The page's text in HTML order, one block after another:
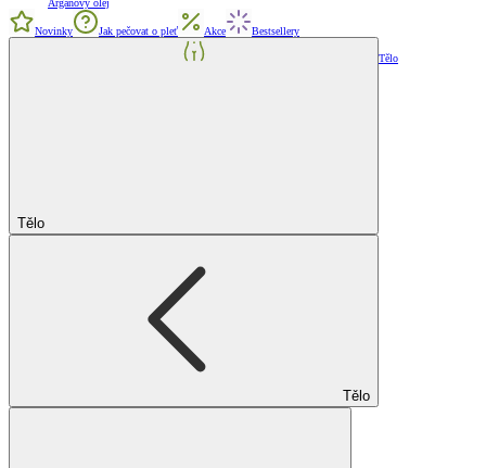
Arganový olej
Novinky Jak pečovat o pleť Akce Bestsellery
Tělo
Tělo
Tělo